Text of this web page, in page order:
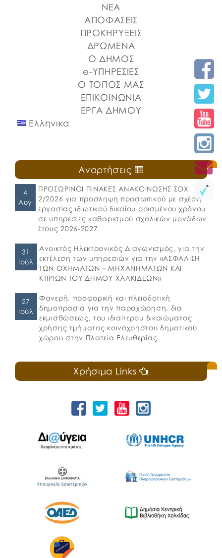
ΝΕΑ
ΑΠΟΦΑΣΕΙΣ
ΠΡΟΚΗΡΥΞΕΙΣ
ΔΡΩΜΕΝΑ
Ο ΔΗΜΟΣ
e-ΥΠΗΡΕΣΙΕΣ
Ο ΤΟΠΟΣ ΜΑΣ
ΕΠΙΚΟΙΝΩΝΙΑ
ΕΡΓΑ ΔΗΜΟΥ
Ελληνικα
Αναρτήσεις
4
Αυγ
ΠΡΟΣΩΡΙΝΟΙ ΠΙΝΑΚΕΣ ΑΝΑΚΟΙΝΩΣΗΣ ΣΟΧ
2/2026 για πρόσληψη προσωπικού με σχέση
εργασίας ιδιωτικού δικαίου ορισμένου χρόνου
σε υπηρεσίες καθαρισμού σχολικών μονάδων
έτους 2026-2027
31
Ιούλ
Ανοικτός Ηλεκτρονικός Διαγωνισμός, για την
εκτέλεση των υπηρεσιών για την «ΑΣΦΑΛΙΣΗ
ΤΩΝ ΟΧΗΜΑΤΩΝ – ΜΗΧΑΝΗΜΑΤΩΝ ΚΑΙ
ΚΤΙΡΙΩΝ ΤΟΥ ΔΗΜΟΥ ΧΑΛΚΙΔΕΩΝ»
27
Ιούλ
Φανερή, προφορική και πλειοδοτική
δημοπρασία για την παραχώρηση, δια
εκμισθώσεως, του ιδιαίτερου δικαιώματος
χρήσης τμήματος κοινόχρηστου δημοτικού
χώρου στην Πλατεία Ελευθερίας
Χρήσιμα Links